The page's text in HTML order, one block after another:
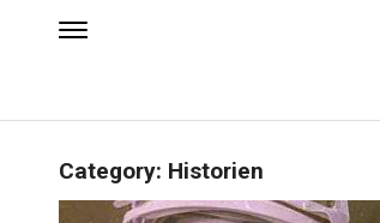
Category: Historien